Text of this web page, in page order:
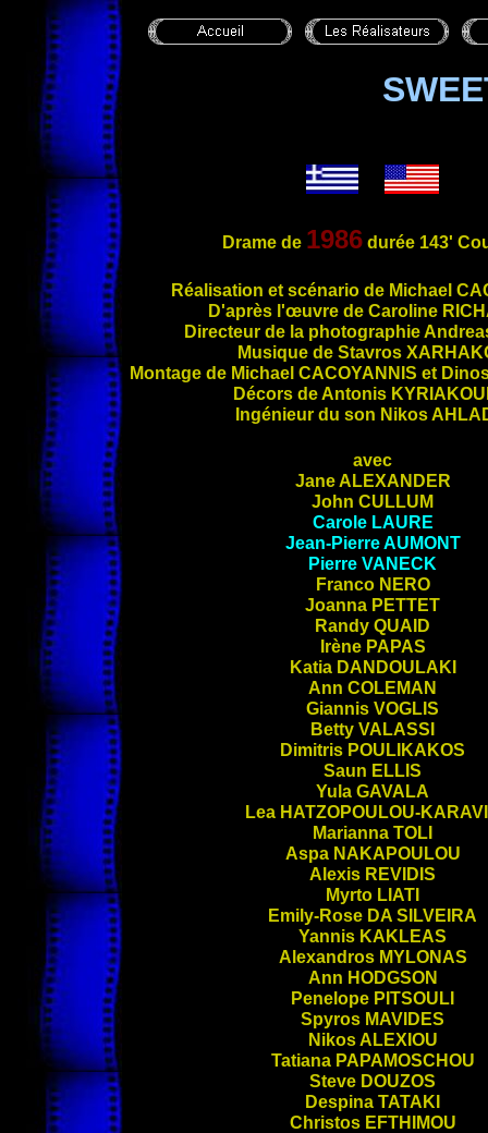
Drame de 1986durée 143'
Réalisation et scénario de Michael
D'après l'œuvre de Caroline
Directeur de la photographie
Musique de Stavros
Montage de Michael CACOYANNIS et
Décors de Antonis
Ingénieur du son Nikos
avec
Jane ALEXANDER
John CULLUM
Carole LAURE
Jean-PierreAUMONT
Pierre VANECK
Franco NERO
Joanna PETTET
Randy QUAID
Irène PAPAS
Katia DANDOULAKI
Ann COLEMAN
Giannis VOGLIS
Betty VALASSI
Dimitris POULIKAKOS
Saun ELLIS
Yula GAVALA
Lea HATZOPOULOU-
Marianna TOLI
Aspa NAKAPOULOU
Alexis REVIDIS
Myrto LIATI
Emily-Rose DA SILVEIRA
Yannis KAKLEAS
Alexandros MYLONAS
Ann HODGSON
Penelope PITSOULI
Spyros MAVIDES
Nikos ALEXIOU
Tatiana PAPAMOSCHOU
Steve DOUZOS
Despina TATAKI
Christos EFTHIMOU